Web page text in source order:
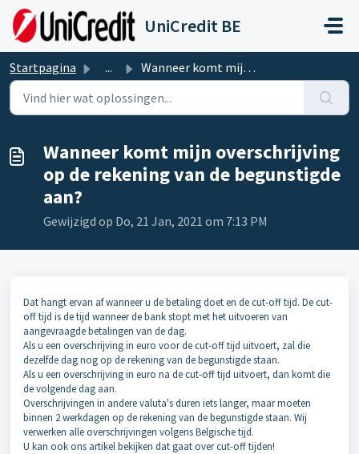
Doorgaan naar hoofdinhoud
UniCredit BE
Startpagina ... Wanneer komt mijn overschrijving op de rekening van de be...
Wanneer komt mijn overschrijving
op de rekening van de begunstigde
aan?
Gewijzigd op Do, 21 Jan, 2021 om 7:13 PM
Dat hangt ervan af wanneer u de betaling doet en de cut-off tijd. De cut-
off tijd is de tijd wanneer de bank stopt met het uitvoeren van
aangevraagde betalingen van de dag.
Als u een overschrijving in euro voor de cut-off tijd uitvoert, zal die
dezelfde dag nog op de rekening van de begunstigde staan.
Als u een overschrijving in euro na de cut-off tijd uitvoert, dan komt die
de volgende dag aan.
Overschrijvingen in andere valuta's duren iets langer, maar moeten
binnen 2 werkdagen op de rekening van de begunstigde staan. Wij
verwerken alle overschrijvingen volgens Belgische tijd.
U kan ook ons artikel bekijken dat gaat over cut-off tijden!